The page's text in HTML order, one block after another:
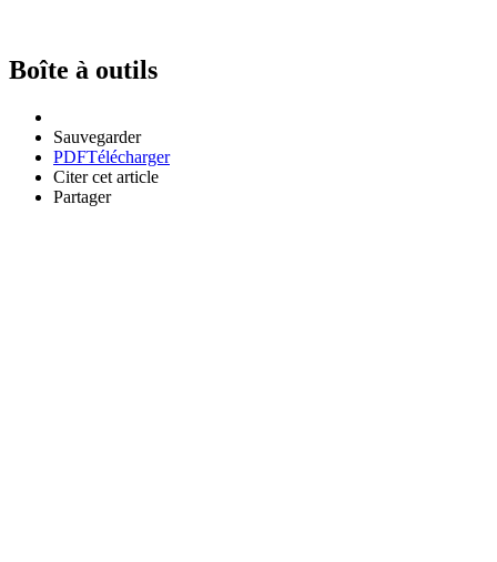
Boîte à outils
Sauvegarder
PDFTélécharger
Citer cet article
Partager